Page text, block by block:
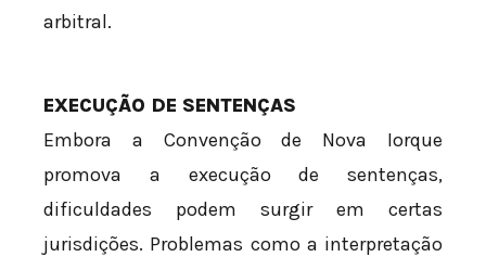
arbitral.
EXECUÇÃO DE SENTENÇAS
Embora a Convenção de Nova Iorque
promova a execução de sentenças,
dificuldades podem surgir em certas
jurisdições. Problemas como a interpretação